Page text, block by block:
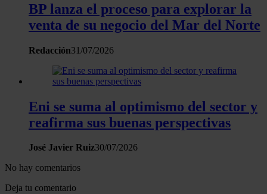
BP lanza el proceso para explorar la
venta de su negocio del Mar del Norte
Redacción31/07/2026
Eni se suma al optimismo del sector y
reafirma sus buenas perspectivas
José Javier Ruiz30/07/2026
No hay comentarios
Deja tu comentario